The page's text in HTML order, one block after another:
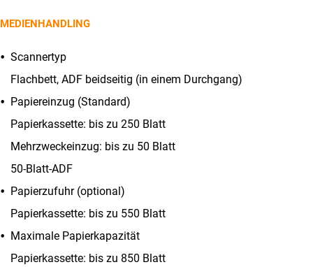
MEDIENHANDLING
Scannertyp
Flachbett, ADF beidseitig (in einem Durchgang)
Papiereinzug (Standard)
Papierkassette: bis zu 250 Blatt
Mehrzweckeinzug: bis zu 50 Blatt
50-Blatt-ADF
Papierzufuhr (optional)
Papierkassette: bis zu 550 Blatt
Maximale Papierkapazität
Papierkassette: bis zu 850 Blatt